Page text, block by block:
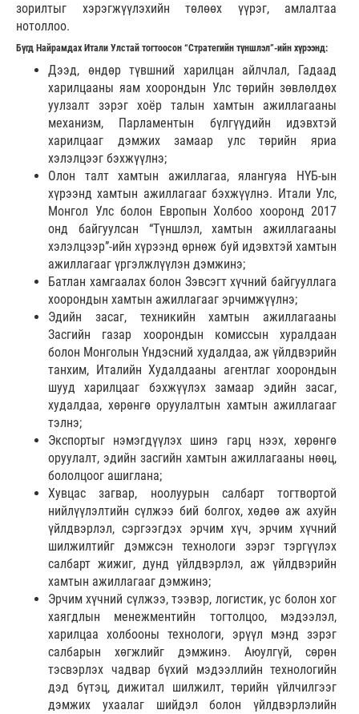
зорилтыг хэрэгжүүлэхийн төлөөх үүрэг, амлалтаа
нотоллоо.
Бүгд Найрамдах Итали Улстай тогтоосон “Стратегийн түншлэл”-ийн хүрээнд:
Дээд, өндөр түвшний харилцан айлчлал, Гадаад
харилцааны яам хоорондын Улс төрийн зөвлөлдөх
уулзалт зэрэг хоёр талын хамтын ажиллагааны
механизм, Парламентын бүлгүүдийн идэвхтэй
харилцааг дэмжих замаар улс төрийн яриа
хэлэлцээг бэхжүүлнэ;
Олон талт хамтын ажиллагаа, ялангуяа НҮБ-ын
хүрээнд хамтын ажиллагааг бэхжүүлнэ. Итали Улс,
Монгол Улс болон Европын Холбоо хооронд 2017
онд байгуулсан “Түншлэл, хамтын ажиллагааны
хэлэлцээр”-ийн хүрээнд өрнөж буй идэвхтэй хамтын
ажиллагааг үргэлжлүүлэн дэмжинэ;
Батлан хамгаалах болон Зэвсэгт хүчний байгууллага
хоорондын хамтын ажиллагааг эрчимжүүлнэ;
Эдийн засаг, техникийн хамтын ажиллагааны
Засгийн газар хоорондын комиссын хуралдаан
болон Монголын Үндэсний худалдаа, аж үйлдвэрийн
танхим, Италийн Худалдааны агентлаг хоорондын
шууд харилцааг бэхжүүлэх замаар эдийн засаг,
худалдаа, хөрөнгө оруулалтын хамтын ажиллагааг
тэлнэ;
Экспортыг нэмэгдүүлэх шинэ гарц нээх, хөрөнгө
оруулалт, эдийн засгийн хамтын ажиллагааны нөөц,
бололцоог ашиглана;
Хувцас загвар, ноолуурын салбарт тогтвортой
нийлүүлэлтийн сүлжээ бий болгох, хөдөө аж ахуйн
үйлдвэрлэл, сэргээгдэх эрчим хүч, эрчим хүчний
шилжилтийг дэмжсэн технологи зэрэг тэргүүлэх
салбарт жижиг, дунд үйлдвэрлэл, аж үйлдвэрийн
хамтын ажиллагааг дэмжинэ;
Эрчим хүчний сүлжээ, тээвэр, логистик, ус болон хог
хаягдлын менежментийн тогтолцоо, мэдээлэл,
харилцаа холбооны технологи, эрүүл мэнд зэрэг
салбарын хөгжлийг дэмжинэ. Аюулгүй, сөрөн
тэсвэрлэх чадвар бүхий мэдээллийн технологийн
дэд бүтэц, дижитал шилжилт, төрийн үйлчилгээг
дэмжих ухаалаг шийдэл болон үйлдвэрлэлийн